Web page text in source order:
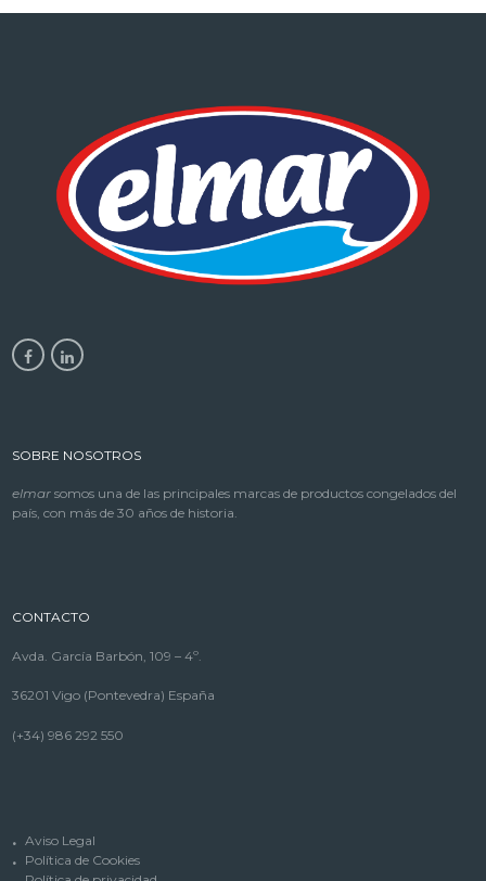
SOBRE NOSOTROS
elmar somos una de las principales marcas de productos congelados del
país, con más de 30 años de historia.
CONTACTO
Avda. García Barbón, 109 – 4º.
36201 Vigo (Pontevedra) España
(+34) 986 292 550
Aviso Legal
Política de Cookies